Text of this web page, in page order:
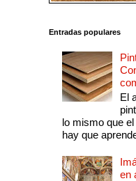
Entradas populares
El
lo mismo que
hay que
en